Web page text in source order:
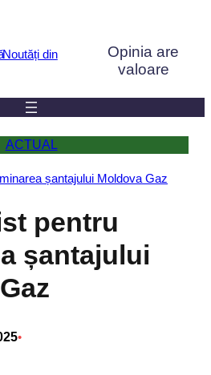
Opinia are
valoare
ACTUAL
pentru
șantajului
•